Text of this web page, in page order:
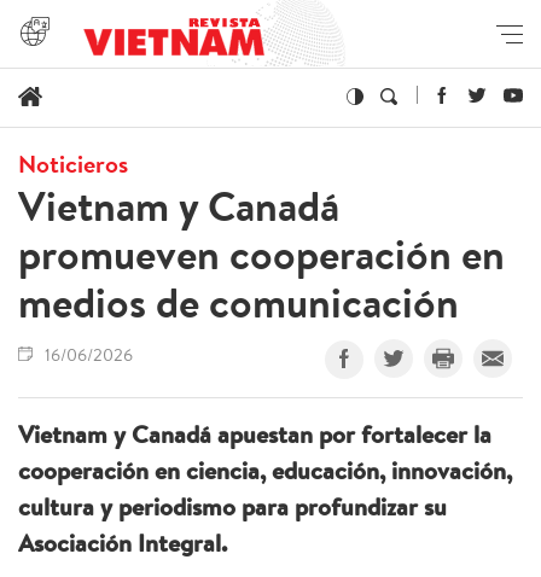
Noticieros
Vietnam y Canadá
promueven cooperación en
medios de comunicación
16/06/2026
Vietnam y Canadá apuestan por fortalecer la
cooperación en ciencia, educación, innovación,
cultura y periodismo para profundizar su
Asociación Integral.